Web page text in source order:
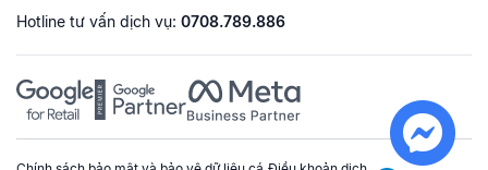
Hotline tư vấn dịch vụ: 0708.789.886